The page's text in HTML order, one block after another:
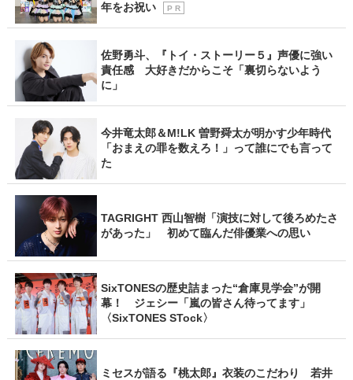
年をお祝い
P R
佐野勇斗、『トイ・ストーリー５』声優に強い
責任感 大好きだからこそ「裏切らないよう
に」
今井竜太郎＆M!LK 曽野舜太が明かす少年時代
「おまえの罪を数えろ！」って誰にでも言って
た
TAGRIGHT 西山智樹「演技に対して後ろめたさ
があった」 初めて臨んだ俳優業への思い
SixTONESの歴史詰まった“倉庫見学会”が開
幕！ ジェシー「嵐の皆さん待ってます」
〈SixTONES STock〉
ミセスが語る『桃太郎』衣装のこだわり 若井